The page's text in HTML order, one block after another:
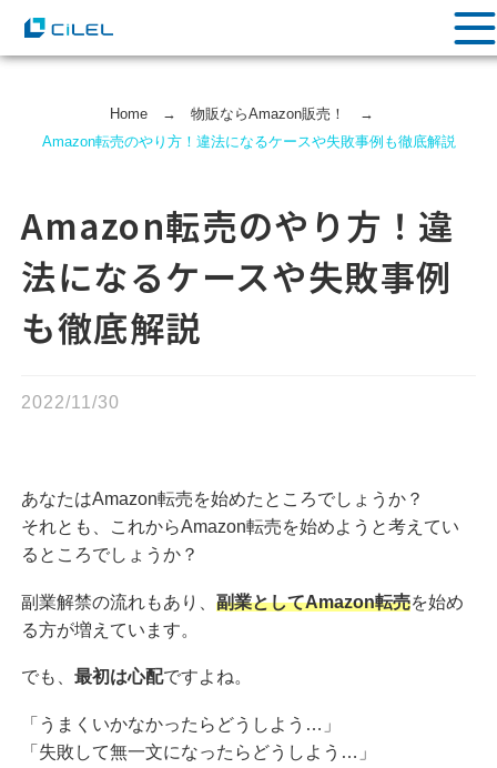
Home→ 物販ならAmazon販売！
→
Amazon転売のやり方！違法になるケースや失敗事例も徹底解説
Amazon転売のやり方！違
法になるケースや失敗事例
も徹底解説
2022/11/30
あなたはAmazon転売を始めたところでしょうか？
それとも、これからAmazon転売を始めようと考えてい
るところでしょうか？
副業解禁の流れもあり、 副業としてAmazon転売を始め
る方が増えています。
でも、 最初は心配ですよね。
「うまくいかなかったらどうしよう…」
「失敗して無一文になったらどうしよう…」